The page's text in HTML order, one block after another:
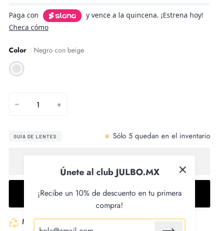
Paga con
y vence a la quincena. ¡Estrena hoy!
Checa cómo
Color
Negro con beige
Negro
con
beige
− +
GUÍA DE LENTES Sólo 5 quedan en el inventario
Comprar ahora
Made with recycled fabrics
Únete al club JULBO.MX
¡Recibe un 10% de descuento en tu primera
compra!